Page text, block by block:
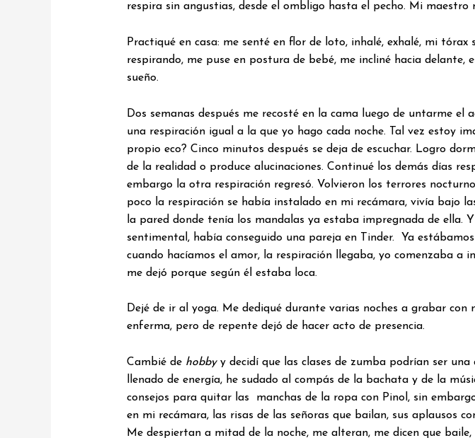
respira sin angustias, desde el ombligo hasta el pecho. Mi maestro
Practiqué en casa: me senté en flor de loto, inhalé, exhalé, mi
respirando, me puse en postura de bebé, me incliné hacia
sueño.
Dos semanas después me recosté en la cama luego de untarme
una respiración igual a la que yo hago cada noche. Tal vez estoy
propio eco? Cinco minutos después se deja de escuchar. Logro
de la realidad o produce alucinaciones. Continué los demás días
embargo la otra respiración regresó. Volvieron los terrores
poco la respiración se había instalado en mi recámara, vivía bajo
la pared donde tenía los mandalas ya estaba impregnada de ella.
sentimental, había conseguido una pareja en Tinder. Ya
cuando hacíamos el amor, la respiración llegaba, yo comenzaba
me dejó porque según él estaba loca.
Dejé de ir al yoga. Me dediqué durante varias noches a grabar
enferma, pero de repente dejó de hacer acto de presencia.
Cambié de hobbyy decidí que las clases de zumba podrían ser
llenado de energía, he sudado al compás de la bachata y de la
consejos para quitar las manchas de la ropa con Pinol, sin
en mi recámara, las risas de las señoras que bailan, sus aplausos
Me despiertan a mitad de la noche, me alteran, me dicen que